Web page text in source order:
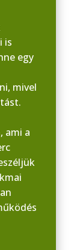
is
egy
mivel
ami a